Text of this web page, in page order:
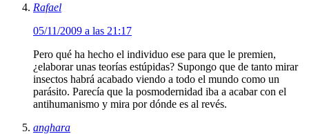
Rafael
05/11/2009 a las 21:17
Pero qué ha hecho el individuo ese para que le premien,
¿elaborar unas teorías estúpidas? Supongo que de tanto mirar
insectos habrá acabado viendo a todo el mundo como un
parásito. Parecía que la posmodernidad iba a acabar con el
antihumanismo y mira por dónde es al revés.
anghara